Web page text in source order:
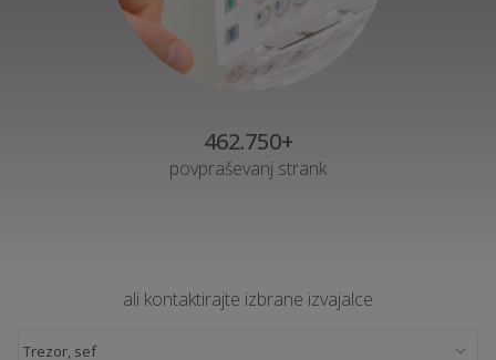
462.750+
povpraševanj strank
ali kontaktirajte izbrane izvajalce